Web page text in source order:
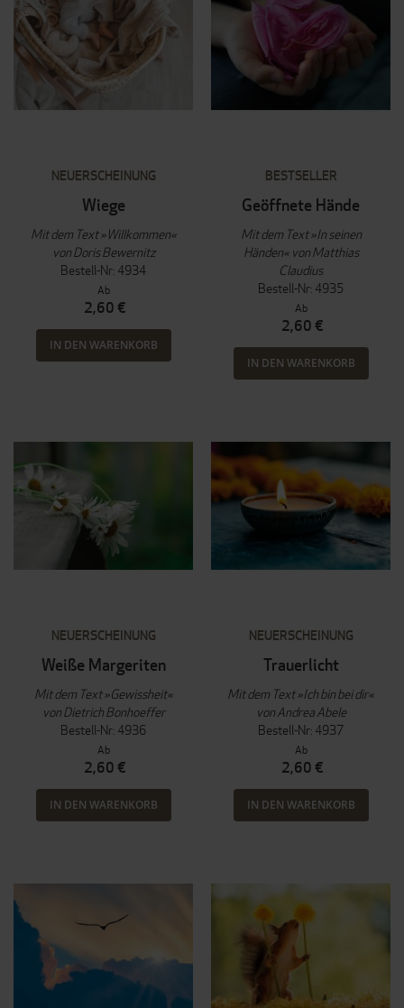
NEUERSCHEINUNG
Wiege
Mit dem Text »Willkommen«
von Doris Bewernitz
Bestell-Nr: 4934
Ab
2,60 €
IN DEN WARENKORB
BESTSELLER
Geöffnete Hände
Mit dem Text »In seinen
Händen« von Matthias
Claudius
Bestell-Nr: 4935
Ab
2,60 €
IN DEN WARENKORB
NEUERSCHEINUNG
Weiße Margeriten
Mit dem Text »Gewissheit«
von Dietrich Bonhoeffer
Bestell-Nr: 4936
Ab
2,60 €
IN DEN WARENKORB
NEUERSCHEINUNG
Trauerlicht
Mit dem Text »Ich bin bei dir«
von Andrea Abele
Bestell-Nr: 4937
Ab
2,60 €
IN DEN WARENKORB